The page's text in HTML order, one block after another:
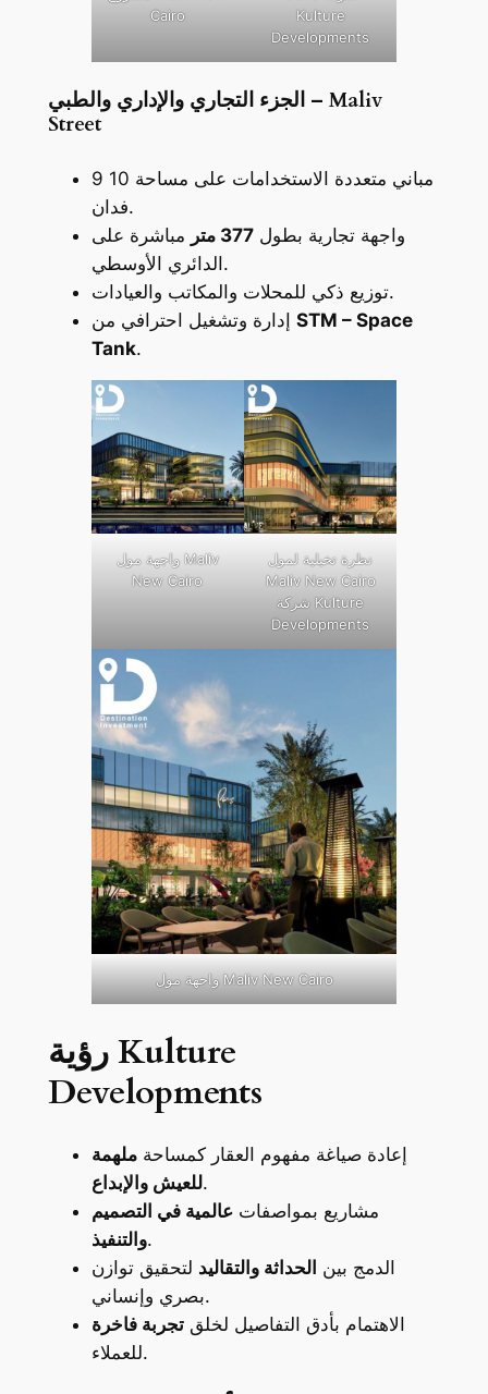
Cairo
Kulture
Developments
الجزء التجاري والإداري والطبي – Maliv
Street
9 مباني متعددة الاستخدامات على مساحة 10
فدان.
واجهة تجارية بطول377 متر
مباشرة على
الدائري الأوسطي.
توزيع ذكي للمحلات والمكاتب والعيادات.
STM – Space
Tank.
واجهة مول Maliv
New Cairo
نظرة تخيلية لمول
Maliv New Cairo
شركة Kulture
Developments
واجهة مول Maliv New Cairo
رؤية Kulture
Developments
إعادة صياغة مفهوم العقار كمساحةملهمة
للعيش والإبداع.
مشاريع بمواصفاتعالمية في التصميم
والتنفيذ.
الدمج بين الحداثة والتقاليد لتحقيق توازن
بصري وإنساني.
الاهتمام بأدق التفاصيل لخلقتجربة فاخرة
للعملاء.